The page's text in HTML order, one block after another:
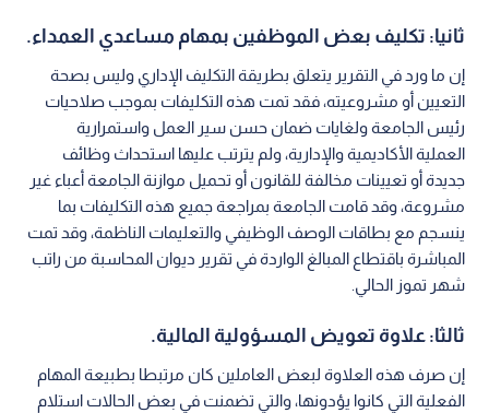
ثانيا: تكليف بعض الموظفين بمهام مساعدي العمداء.
إن ما ورد في التقرير يتعلق بطريقة التكليف الإداري وليس بصحة
التعيين أو مشروعيته، فقد تمت هذه التكليفات بموجب صلاحيات
رئيس الجامعة ولغايات ضمان حسن سير العمل واستمرارية
العملية الأكاديمية والإدارية، ولم يترتب عليها استحداث وظائف
جديدة أو تعيينات مخالفة للقانون أو تحميل موازنة الجامعة أعباء غير
مشروعة، وقد قامت الجامعة بمراجعة جميع هذه التكليفات بما
ينسجم مع بطاقات الوصف الوظيفي والتعليمات الناظمة، وقد تمت
المباشرة باقتطاع المبالغ الواردة في تقرير ديوان المحاسبة من راتب
شهر تموز الحالي.
ثالثا: علاوة تعويض المسؤولية المالية.
إن صرف هذه العلاوة لبعض العاملين كان مرتبطا بطبيعة المهام
الفعلية التي كانوا يؤدونها، والتي تضمنت في بعض الحالات استلام